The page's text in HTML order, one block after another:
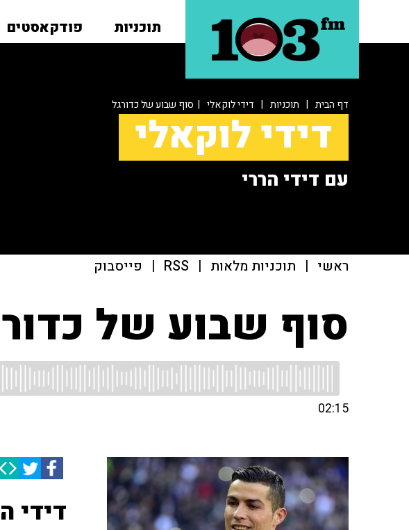
תוכניות פודקאסטים
דף הבית | תוכניות | דידי לוקאלי | סוף שבוע של כדורגל
דידי לוקאלי
עם דידי הררי
ראשי | תוכניות מלאות |
RSS
| פייסבוק
סוף שבוע של
02:15
דידי